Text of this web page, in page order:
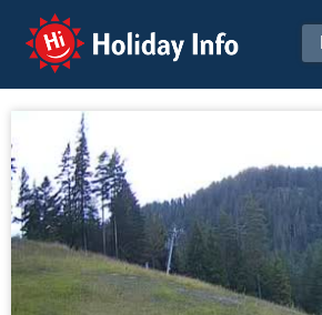
Holiday Info